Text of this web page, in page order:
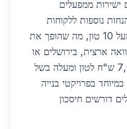
ישירות ממפעלים
נוספות ללקוחות
מקומיים, כמו 5% על הזמנות מעל 10 טון, מה שהופך את
ארצית, בירושלים או
באילת, המחירים עולים ל-7,000 ש"ח לטון ומעלה בשל
בפרויקטי בנייה
דורשים חיסכון